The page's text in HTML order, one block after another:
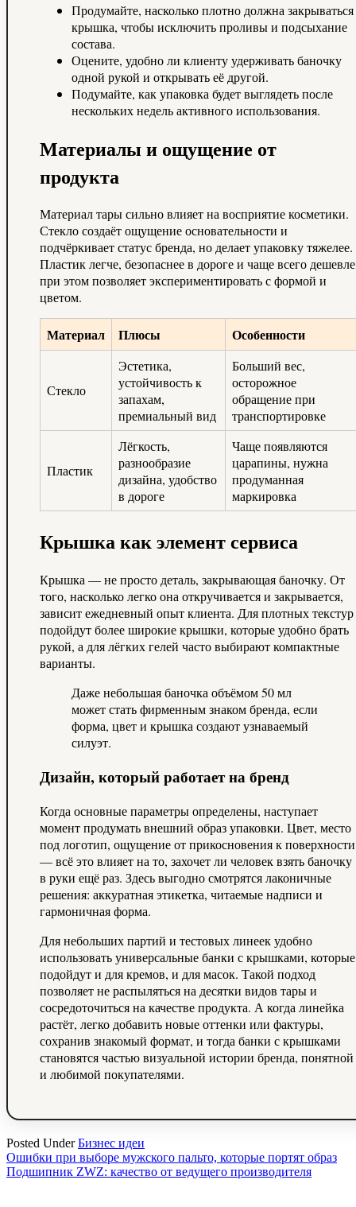
Продумайте, насколько плотно должна закрываться
крышка, чтобы исключить проливы и подсыхание
состава.
Оцените, удобно ли клиенту удерживать баночку
одной рукой и открывать её другой.
Подумайте, как упаковка будет выглядеть после
нескольких недель активного использования.
Материалы и ощущение от
продукта
Материал тары сильно влияет на восприятие косметики.
Стекло создаёт ощущение основательности и
подчёркивает статус бренда, но делает упаковку тяжелее.
Пластик легче, безопаснее в дороге и чаще всего
при этом позволяет экспериментировать с формой и
цветом.
Материал Плюсы Особенности
Стекло
Эстетика,
устойчивость к
запахам,
премиальный вид
Больший вес,
осторожное
обращение при
транспортировке
Пластик
Лёгкость,
разнообразие
дизайна, удобство
в дороге
Чаще появляются
царапины, нужна
продуманная
маркировка
Крышка как элемент сервиса
Крышка — не просто деталь, закрывающая баночку. От
того, насколько легко она откручивается и закрывается,
зависит ежедневный опыт клиента. Для плотных текстур
подойдут более широкие крышки, которые удобно брать
рукой, а для лёгких гелей часто выбирают компактные
варианты.
Даже небольшая баночка объёмом 50 мл
может стать фирменным знаком бренда, если
форма, цвет и крышка создают узнаваемый
силуэт.
Дизайн, который работает на бренд
Когда основные параметры определены, наступает
момент продумать внешний образ упаковки. Цвет, место
под логотип, ощущение от прикосновения к поверхности
— всё это влияет на то, захочет ли человек взять баночку
в руки ещё раз. Здесь выгодно смотрятся лаконичные
решения: аккуратная этикетка, читаемые надписи и
гармоничная форма.
Для небольших партий и тестовых линеек удобно
использовать универсальные банки с крышками, которые
подойдут и для кремов, и для масок. Такой подход
позволяет не распыляться на десятки видов тары и
сосредоточиться на качестве продукта. А когда линейка
растёт, легко добавить новые оттенки или фактуры,
сохранив знакомый формат, и тогда банки с крышками
становятся частью визуальной истории бренда, понятной
и любимой покупателями.
Posted UnderБизнес идеи
Навигация
по
Ошибки при выборе мужского пальто, которые портят образ
Подшипник ZWZ: качество от ведущего производителя